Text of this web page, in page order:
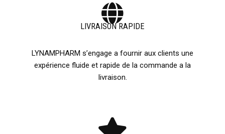
LIVRAISON RAPIDE
LYNAMPHARM s’engage a fournir aux clients une
expérience fluide et rapide de la commande a la
livraison.